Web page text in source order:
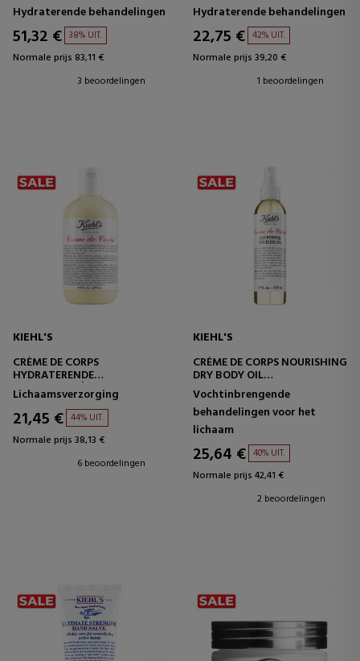
Hydraterende behandelingen
51,32 € 38% UIT.
Normale prijs 83,11 €
3 beoordelingen
Hydraterende behandelingen
22,75 € 42% UIT.
Normale prijs 39,20 €
1 beoordelingen
KIEHL'S
CRÈME DE CORPS
HYDRATERENDE
LICHAAMSCRÈME
Lichaamsverzorging
21,45 € 44% UIT.
Normale prijs 38,13 €
6 beoordelingen
KIEHL'S
CRÈME DE CORPS NOURISHING
DRY BODY OIL
HYDRATERENDE
LICHAAMSBEHANDELING
Vochtinbrengende
behandelingen voor het
lichaam
25,64 € 40% UIT.
Normale prijs 42,41 €
2 beoordelingen